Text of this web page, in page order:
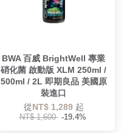
BWA 百威 BrightWell 專業
硝化菌 啟動版 XLM 250ml /
500ml / 2L 即期良品 美國原
裝進口
從NT$ 1,289 起
NT$ 1,600 -19.4%